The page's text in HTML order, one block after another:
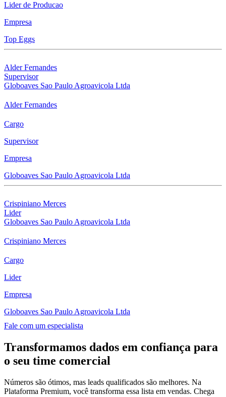
Lider de Producao
Empresa
Top Eggs
Alder Fernandes
Supervisor
Globoaves Sao Paulo Agroavicola Ltda
Alder Fernandes
Cargo
Supervisor
Empresa
Globoaves Sao Paulo Agroavicola Ltda
Crispiniano Merces
Lider
Globoaves Sao Paulo Agroavicola Ltda
Crispiniano Merces
Cargo
Lider
Empresa
Globoaves Sao Paulo Agroavicola Ltda
Fale com um especialista
Transformamos dados em confiança para
o seu time comercial
Números são ótimos, mas leads qualificados são melhores. Na
Plataforma Premium, você transforma essa lista em vendas. Chega